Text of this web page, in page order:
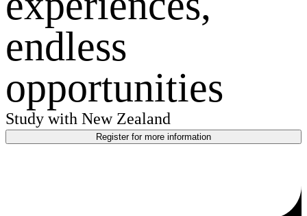
endless
opportunities
Study with New Zealand
Register for more information